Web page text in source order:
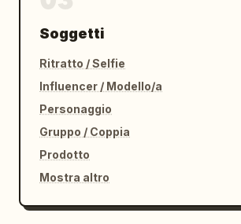
Soggetti
Ritratto / Selfie
Influencer / Modello/a
Personaggio
Gruppo / Coppia
Prodotto
Mostra altro